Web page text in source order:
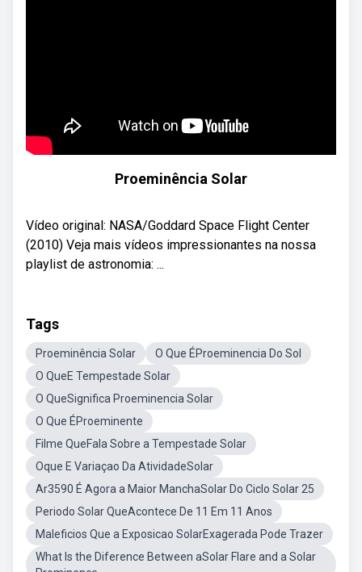
Proeminência Solar
Vídeo original: NASA/Goddard Space Flight Center
(2010) Veja mais vídeos impressionantes na nossa
playlist de astronomia: ...
Tags
Proeminência Solar
O Que ÉProeminencia Do Sol
O QueE Tempestade Solar
O QueSignifica Proeminencia Solar
O Que ÉProeminente
Filme QueFala Sobre a Tempestade Solar
Oque E Variaçao Da AtividadeSolar
Ar3590 É Agora a Maior ManchaSolar Do Ciclo Solar 25
Periodo Solar QueAcontece De 11 Em 11 Anos
Maleficios Que a Exposicao SolarExagerada Pode Trazer
What Is the Diference Between aSolar Flare and a Solar